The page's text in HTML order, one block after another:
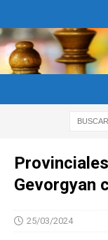
Gevorgyan
25/03/2024